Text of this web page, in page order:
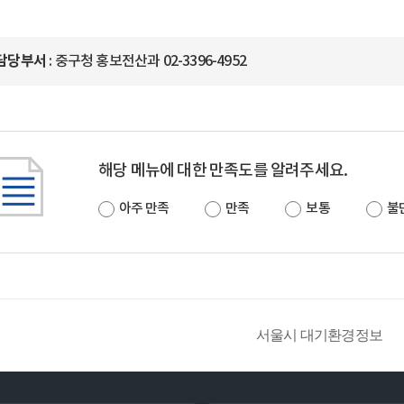
당부서 : 중구청 홍보전산과 02-3396-4952
해당 메뉴에 대한 만족도를 알려주세요.
아주 만족 만족 보통 불
서울시 대기환경정보